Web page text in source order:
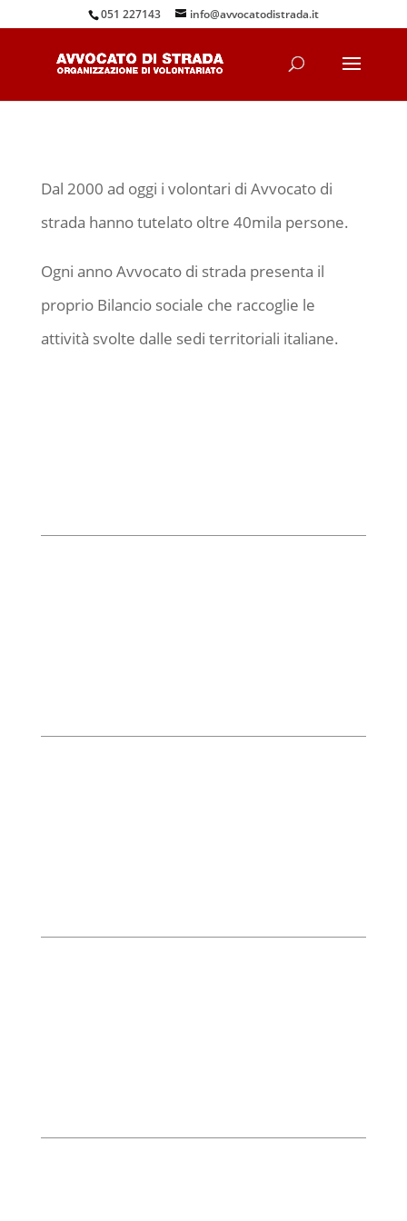
051 227143 info@avvocatodistrada.it
Dal 2000 ad oggi i volontari di Avvocato di
strada hanno tutelato oltre 40mila persone.​
Ogni anno Avvocato di strada presenta il
proprio Bilancio sociale che raccoglie le
attività svolte dalle sedi territoriali italiane.